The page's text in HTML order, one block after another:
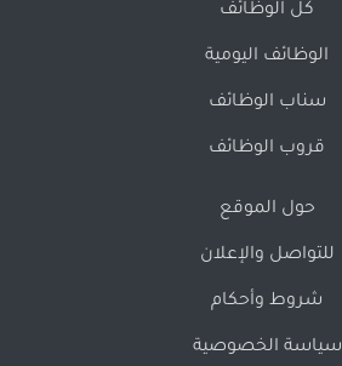
كل الوظائف
الوظائف اليومية
سناب الوظائف
قروب الوظائف
حول الموقع
للتواصل والإعلان
شروط وأحكام
سياسة الخصوصية